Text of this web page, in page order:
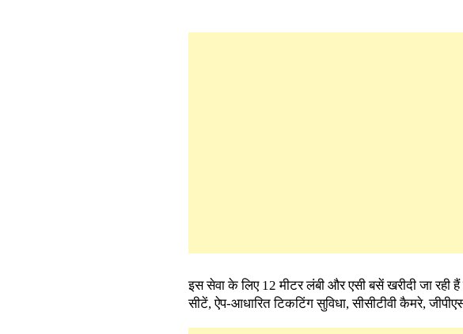
इस सेवा के लिए 12 मीटर लंबी और एसी बसें खरीदी जा रही
सीटें, ऐप-आधारित टिकटिंग सुविधा, सीसीटीवी कैमरे,